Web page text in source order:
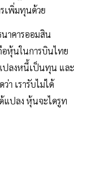
เพิ่มทุนด้วย
นาคารออมสิน
หุ้นในการบินไทย
ปลงหนี้เป็นทุน และ
า เรารับไม่ได้
แปลง หุ้นจะไดรูท